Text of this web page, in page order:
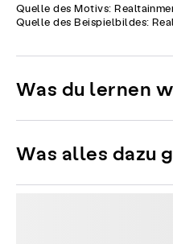
Quelle des Motivs:
Quelle des Beispielbildes:
Was du lernen
Was alles dazu